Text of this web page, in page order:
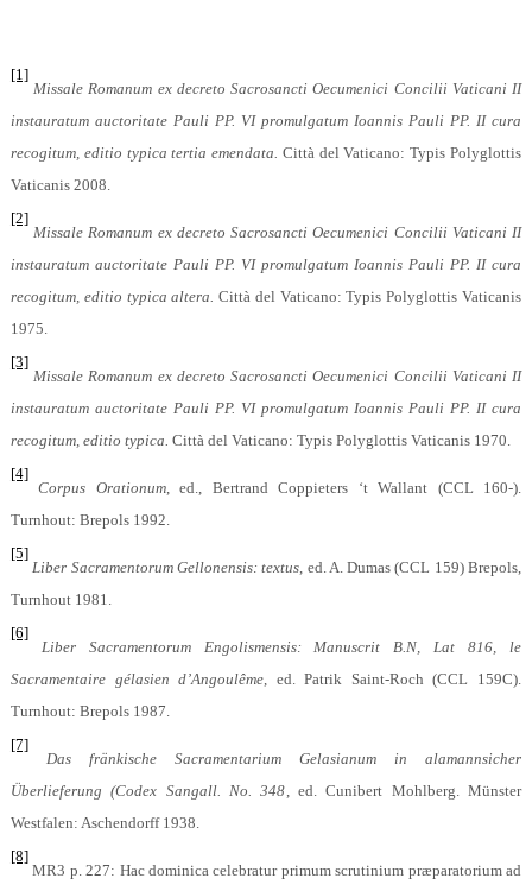
[1]
Missale Romanum ex decreto Sacrosancti Oecumenici Concilii Vaticani II
instauratum auctoritate Pauli PP. VI promulgatum Ioannis Pauli PP. II cura
recogitum, editio typica tertia emendata. Città del Vaticano: Typis Polyglottis
Vaticanis 2008.
[2]
Missale Romanum ex decreto Sacrosancti Oecumenici Concilii Vaticani II
instauratum auctoritate Pauli PP. VI promulgatum Ioannis Pauli PP. II cura
recogitum, editio typica altera.Città del Vaticano: Typis Polyglottis Vaticanis
1975.
[3]
Missale Romanum ex decreto Sacrosancti Oecumenici Concilii Vaticani II
instauratum auctoritate Pauli PP. VI promulgatum Ioannis Pauli PP. II cura
recogitum, editio typica. Città del Vaticano: Typis Polyglottis Vaticanis 1970.
[4]
Corpus Orationum, ed., Bertrand Coppieters ‘t Wallant (CCL 160-).
Turnhout: Brepols 1992.
[5]
Liber Sacramentorum Gellonensis: textus, ed. A. Dumas (CCL 159) Brepols,
Turnhout 1981.
[6]
Liber Sacramentorum Engolismensis: Manuscrit B.N, Lat 816, le
Sacramentaire gélasien d’Angoulême, ed.Patrik Saint-Roch (CCL 159C).
Turnhout: Brepols 1987.
[7]
Das fränkische Sacramentarium Gelasianum in alamannsicher
Überlieferung (Codex Sangall. No. 348, ed. Cunibert Mohlberg. Münster
Westfalen: Aschendorff 1938.
[8]
MR3 p. 227: Hac dominica celebratur primum scrutinium præparatorium ad